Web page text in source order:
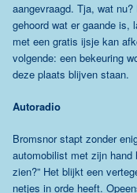
aangevraagd. Tja, wat
gehoord wat er gaande is,
met een gratis ijsje kan
volgende: een bekeuring
deze plaats blijven staan.
Autoradio
Bromsnor stapt zonder
automobilist met zijn hand
zien?” Het blijkt een
netjes in orde heeft.